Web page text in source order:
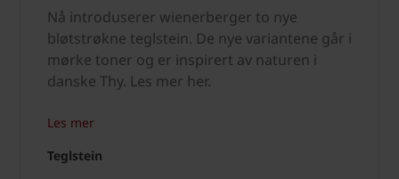
Nå introduserer wienerberger to nye
bløtstrøkne teglstein. De nye variantene går i
mørke toner og er inspirert av naturen i
danske Thy. Les mer her.
Les mer
Teglstein